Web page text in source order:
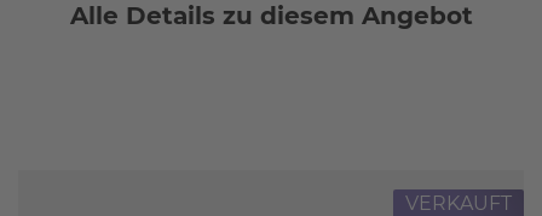
Angebote
Alle Details zu diesem Angebot
VERKAUFT